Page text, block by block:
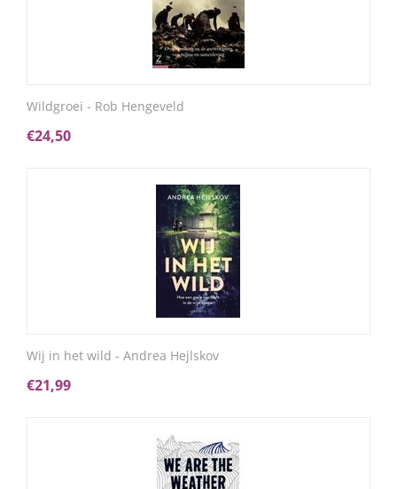
Wildgroei - Rob Hengeveld
€24,50
Wij in het wild - Andrea Hejlskov
€21,99